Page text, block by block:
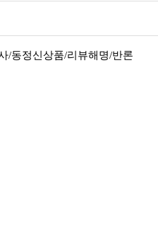
/동정신상품/리뷰해명/반론